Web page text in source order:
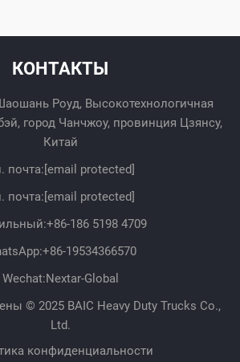
КОНТАКТЫ
Роуд, Высокотехнологичная
город Чанчжоу, провинция Цзянсу,
Китай
почта:[email protected]
почта:[email protected]
+86-186 5198 4709
+86-19534366570
Wechat:Nextar-Global
© 2025 BAIC Heavy Duty Trucks Co.,
Ltd.
конфиденциальности